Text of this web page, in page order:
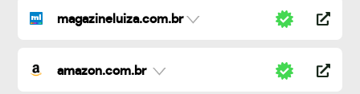
magazineluiza.com.br
amazon.com.br